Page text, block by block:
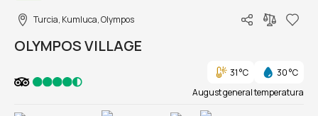
Turcia, Kumluca, Olympos
OLYMPOS VILLAGE
31 °C
30 °C
August general temperatura